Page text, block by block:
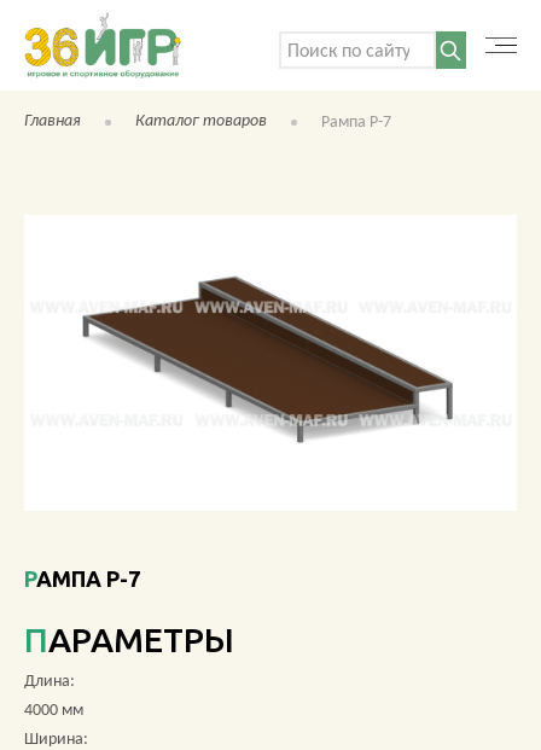
Поиск:
Главная Каталог товаров Рампа Р-7
РАМПА Р-7
ПАРАМЕТРЫ
Длина:
4000 мм
Ширина: